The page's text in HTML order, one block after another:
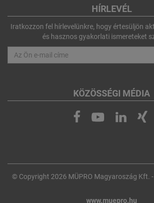
HÍRLEVÉL
Iratkozzon fel hírlevelünkre, hogy értesüljön
és hasznos gyakorlati ismereteket
KÖZÖSSÉGI MÉDIA
© Copyright 2026 MÜPRO Magyaroszág Kft.
www.muepro.hu